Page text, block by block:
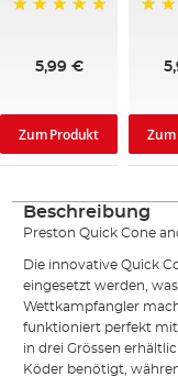
5,99 €
Zum Produkt
Beschreibung
Preston Quick Cone
Die innovative Quick
eingesetzt werden,
Wettkampfangler
funktioniert perfekt mit
in drei Grössen
Köder benötigt,